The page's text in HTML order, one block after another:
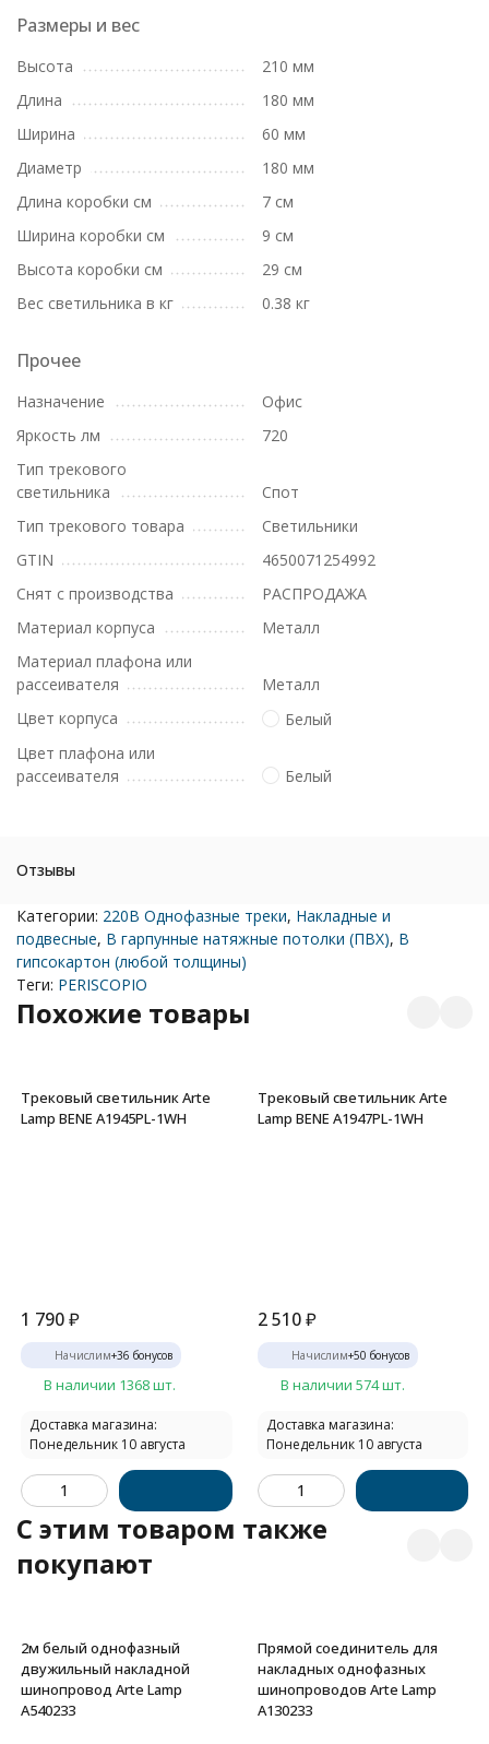
Размеры и вес
Высота
210 мм
Длина
180 мм
Ширина
60 мм
Диаметр
180 мм
Длина коробки см
7 см
Ширина коробки см
9 см
Высота коробки см
29 см
Вес светильника в кг
0.38 кг
Прочее
Назначение
Офис
Яркость лм
720
Тип трекового
светильника
Спот
Тип трекового товара
Светильники
GTIN
4650071254992
Снят с производства
РАСПРОДАЖА
Материал корпуса
Металл
Материал плафона или
рассеивателя
Металл
Цвет корпуса
Белый
Цвет плафона или
рассеивателя
Белый
Отзывы
Категории: 220В Однофазные треки, Накладные и
подвесные, В гарпунные натяжные потолки (ПВХ), В
гипсокартон (любой толщины)
Теги: PERISCOPIO
Похожие товары
Трековый светильник Arte
Lamp BENE A1945PL-1WH
1 790₽
Начислим+36 бонусов
В наличии 1368 шт.
Доставка магазина:
Понедельник 10 августа
Трековый светильник Arte
Lamp BENE A1947PL-1WH
2 510 ₽
Начислим+50 бонусов
В наличии 574 шт.
Доставка магазина:
Понедельник 10 августа
C этим товаром также
покупают
2м белый однофазный
двужильный накладной
шинопровод Arte Lamp
A540233
Прямой соединитель для
накладных однофазных
шинопроводов Arte Lamp
A130233